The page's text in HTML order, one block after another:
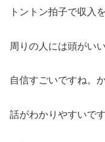
トントン拍子で収入
周りの人には頭がい
自信すごいですね。
話がわかりやすいで